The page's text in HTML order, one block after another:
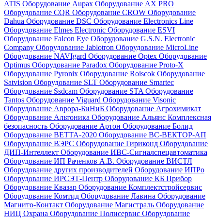
ATIS Оборудование Aupax Оборудование AX PRO
Оборудование CQR Оборудование CROW Оборудование
Dahua Оборудование DSC Оборудование Electronics Line
Оборудование Elmes Electronic Оборудование ESVI
Оборудование Falcon Eye Оборудование G.S.N. Electronic
Company Оборудование Jablotron Оборудование MicroLine
Оборудование NAVIgard Оборудование Optex Оборудование
Optimus Оборудование Paradox Оборудование Proto-X
Оборудование Pyronix Оборудование Roiscok Оборудование
Satvision Оборудование SLT Оборудование Smartec
Оборудование Ssdcam Оборудование STA Оборудование
Tantos Оборудование Viguard Оборудование Visonic
Оборудование Аврора-БиНиБ Оборудование Агрохимикат
Оборудование Альтоника Оборудование Альянс Комплексная
безопасность Оборудование Артон Оборудование Болид
Оборудование ВЕТТА-2020 Оборудование ВС-ВЕКТОР-АП
Оборудование ВЭРС Оборудование Гириконд Оборудование
ДИП-Интеллект Оборудование ИВС-Сигналспецавтоматика
Оборудование ИП Раченков А.В. Оборудование ВИСТЛ
Оборудование других производителей Оборудование ИПРо
Оборудование ИРСЭТ-Центр Оборудование КБ Прибор
Оборудование Квазар Оборудование Комплектстройсервис
Оборудование Комтид Оборудование Лавина Оборудование
Магнито-Контакт Оборудование Магистраль Оборудование
НИЦ Охрана Оборудование Полисервис Оборудование